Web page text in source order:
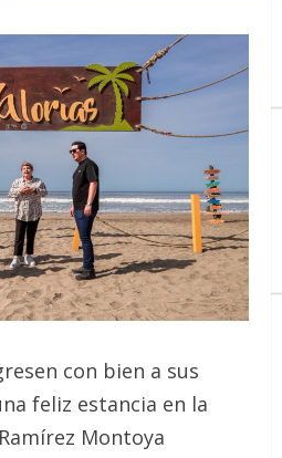
con bien a sus
feliz estancia en la
Montoya